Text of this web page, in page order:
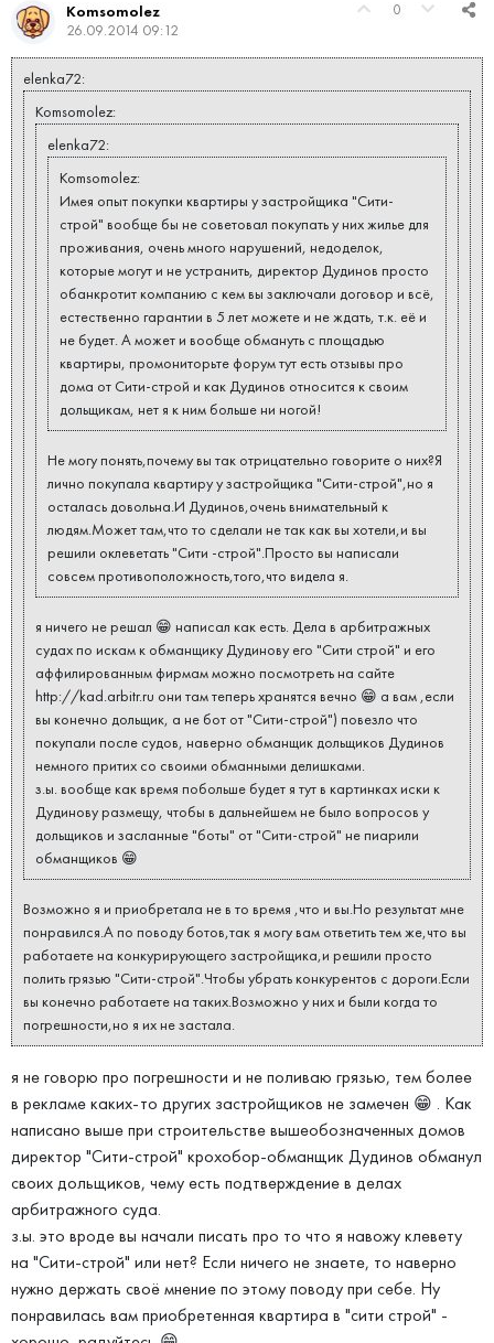
0
Komsomolez
26.09.2014 09:12
elenka72:
Komsomolez:
elenka72:
Komsomolez:
Имея опыт покупки квартиры у застройщика "Сити-
строй" вообще бы не советовал покупать у них жилье для
проживания, очень много нарушений, недоделок,
которые могут и не устранить, директор Дудинов просто
обанкротит компанию с кем вы заключали договор и всё,
естественно гарантии в 5 лет можете и не ждать, т.к. её и
не будет. А может и вообще обмануть с площадью
квартиры, промониторьте форум тут есть отзывы про
дома от Сити-строй и как Дудинов относится к своим
дольщикам, нет я к ним больше ни ногой!
Не могу понять,почему вы так отрицательно говорите о них?Я
лично покупала квартиру у застройщика "Сити-строй",но я
осталась довольна.И Дудинов,очень внимательный к
людям.Может там,что то сделали не так как вы хотели,и вы
решили оклеветать "Сити -строй".Просто вы написали
совсем противоположность,того,что видела я.
я ничего не решал 😁 написал как есть. Дела в арбитражных
судах по искам к обманщику Дудинову его "Сити строй" и его
аффилированным фирмам можно посмотреть на сайте
http://kad.arbitr.ru они там теперь хранятся вечно 😁 а вам ,если
вы конечно дольщик, а не бот от "Сити-строй") повезло что
покупали после судов, наверно обманщик дольщиков Дудинов
немного притих со своими обманными делишками.
з.ы. вообще как время побольше будет я тут в картинках иски к
Дудинову размещу, чтобы в дальнейшем не было вопросов у
дольщиков и засланные "боты" от "Сити-строй" не пиарили
обманщиков 😁
Возможно я и приобретала не в то время ,что и вы.Но результат мне
понравился.А по поводу ботов,так я могу вам ответить тем же,что вы
работаете на конкурирующего застройщика,и решили просто
полить грязью "Сити-строй".Чтобы убрать конкурентов с дороги.Если
вы конечно работаете на таких.Возможно у них и были когда то
погрешности,но я их не застала.
я не говорю про погрешности и не поливаю грязью, тем более
в рекламе каких-то других застройщиков не замечен 😁 . Как
написано выше при строительстве вышеобозначенных домов
директор "Сити-строй" крохобор-обманщик Дудинов обманул
своих дольщиков, чему есть подтверждение в делах
арбитражного суда.
з.ы. это вроде вы начали писать про то что я навожу клевету
на "Сити-строй" или нет? Если ничего не знаете, то наверно
нужно держать своё мнение по этому поводу при себе. Ну
понравилась вам приобретенная квартира в "сити строй" -